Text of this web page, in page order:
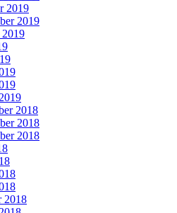
2019
2019
2018
2018
2018
2018